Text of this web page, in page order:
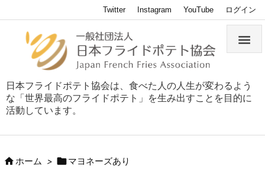
日本フライドポテト協会は、食べた人の人生が変わるよう
な「世界最高のフライドポテト」を生み出すことを目的に
活動しています。

Twitter Instagram YouTube ログイン
ホーム > マヨネーズあり